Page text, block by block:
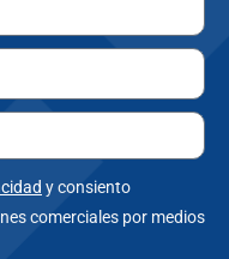
y consiento
comerciales por medios